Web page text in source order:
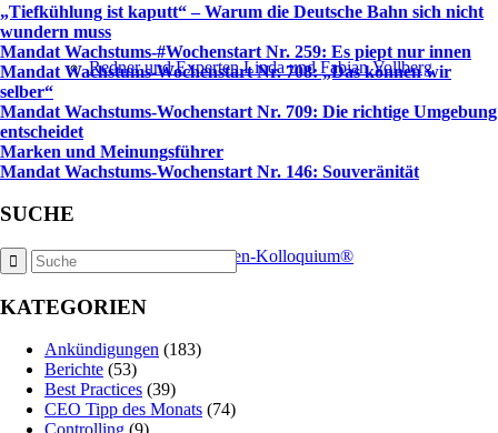
Redner und Experten Linda und Fabian Vollberg
Internationales Marken-Kolloquium®
„Tiefkühlung ist kaputt“ – Warum die Deutsche Bahn sich nicht
wundern muss
Mandat Wachstums-#Wochenstart Nr. 259: Es piept nur innen
Mandat Wachstums-Wochenstart Nr. 708: „Das können wir
selber“
Mandat Wachstums-Wochenstart Nr. 709: Die richtige Umgebung
entscheidet
Marken und Meinungsführer
Mandat Wachstums-Wochenstart Nr. 146: Souveränität
SUCHE
KATEGORIEN
Ankündigungen (183)
Berichte (53)
Best Practices (39)
CEO Tipp des Monats (74)